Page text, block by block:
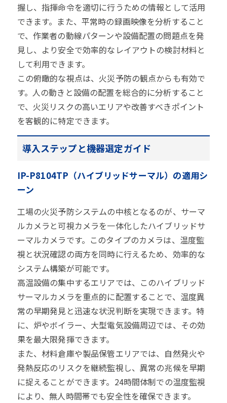
握し、指揮命令を適切に行うための情報として活用
できます。また、平常時の録画映像を分析すること
で、作業者の動線パターンや設備配置の問題点を発
見し、より安全で効率的なレイアウトの検討材料と
して利用できます。
この俯瞰的な視点は、火災予防の観点からも有効で
す。人の動きと設備の配置を総合的に分析すること
で、火災リスクの高いエリアや改善すべきポイント
を客観的に特定できます。
導入ステップと機器選定ガイド
IP-P8104TP（ハイブリッドサーマル）の適用シ
ーン
工場の火災予防システムの中核となるのが、サーマ
ルカメラと可視カメラを一体化したハイブリッドサ
ーマルカメラです。このタイプのカメラは、温度監
視と状況確認の両方を同時に行えるため、効率的な
システム構築が可能です。
高温設備の集中するエリアでは、このハイブリッド
サーマルカメラを重点的に配置することで、温度異
常の早期発見と迅速な状況判断を実現できます。特
に、炉やボイラー、大型電気設備周辺では、その効
果を最大限発揮できます。
また、材料倉庫や製品保管エリアでは、自然発火や
発熱反応のリスクを継続監視し、異常の兆候を早期
に捉えることができます。24時間体制での温度監視
により、無人時間帯でも安全性を確保できます。